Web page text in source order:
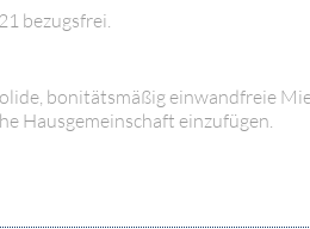
bezugsfrei.
bonitätsmäßig einwandfreie
Hausgemeinschaft einzufügen.